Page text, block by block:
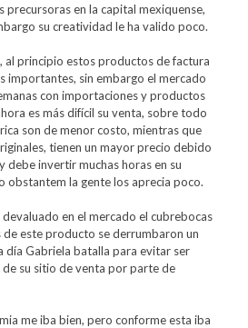
precursoras en la capital mexiquense,
su creatividad le ha valido poco.
al principio estos productos de factura
importantes, sin embargo el mercado
con importaciones y productos
es más difícil su venta, sobre todo
son de menor costo, mientras que
tienen un mayor precio debido
debe invertir muchas horas en su
obstantem la gente los aprecia poco.
en el mercado el cubrebocas
de este producto se derrumbaron un
día Gabriela batalla para evitar ser
su sitio de venta por parte de
me iba bien, pero conforme esta iba